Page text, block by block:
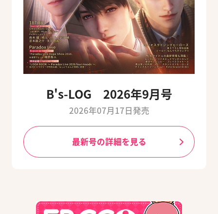
B's-LOG 2026年9月号
2026年07月17日発売
最新号の詳細を見る